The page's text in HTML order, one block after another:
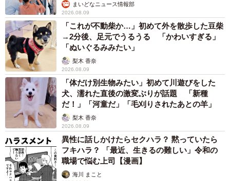
まいどなニュース情報部
2026.08.09
「これが不動柴か…」初めて外を散歩した豆柴
→2分後、足元でうるうる 「かわいすぎる」
「ぬいぐるみみたい」
梨木 香奈
2026.08.09
「体だけ別生物みたい」初めて川遊びをした
犬、濡れた直後の激変ぶりが話題 「新種
だ！」「河童だ」「毛刈りされたあとの羊」
梨木 香奈
2026.08.09
異性に話しかけたらセクハラ？ 黙っていたら
フキハラ？ 「最近、生きるの難しい」令和の
職場で悩む上司【漫画】
海川 まこと